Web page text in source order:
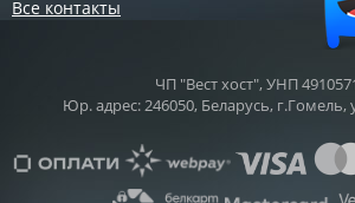
Все контакты
ЧП "Вест хост", УНП
Юр. адрес: 246050, Беларусь, г.Гомель,